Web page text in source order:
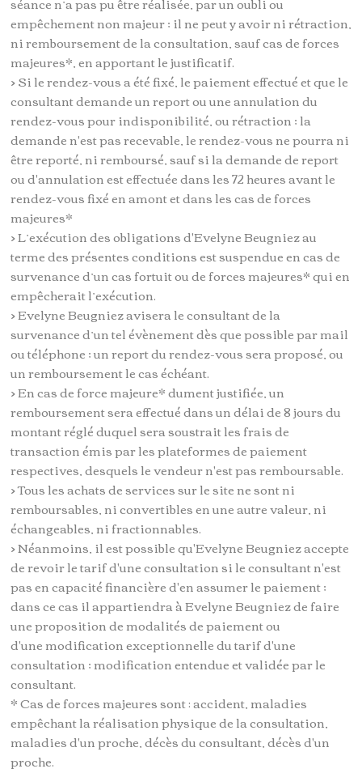
empêchement non majeur ; il ne peut y avoir ni rétraction,
ni remboursement de la consultation, sauf cas de forces
majeures*, en apportant le justificatif.
> Si le rendez-vous a été fixé, le paiement effectué et que le
consultant demande un report ou une annulation du
rendez-vous pour indisponibilité, ou rétraction ; la
demande n'est pas recevable, le rendez-vous ne pourra ni
être reporté, ni remboursé, sauf si la demande de report
ou d'annulation est effectuée dans les 72 heures avant le
rendez-vous fixé en amont et dans les cas de forces
majeures*
> L’exécution des obligations d'Evelyne Beugniez au
terme des présentes conditions est suspendue en cas de
survenance d’un cas fortuit ou de forces majeures* qui en
empêcherait l’exécution.
> Evelyne Beugniez avisera le consultant de la
survenance d’un tel évènement dès que possible par mail
ou téléphone ; un report du rendez-vous sera proposé, ou
un remboursement le cas échéant.
> En cas de force majeure* dument justifiée, un
remboursement sera effectué dans un délai de 8 jours du
montant réglé duquel sera soustrait les frais de
transaction émis par les plateformes de paiement
respectives, desquels le vendeur n'est pas remboursable.
> Tous les achats de services sur le site ne sont ni
remboursables, ni convertibles en une autre valeur, ni
échangeables, ni fractionnables.
> Néanmoins, il est possible qu'Evelyne Beugniez accepte
de revoir le tarif d'une consultation si le consultant n'est
pas en capacité financière d'en assumer le paiement ;
dans ce cas il appartiendra à Evelyne Beugniez de faire
une proposition de modalités de paiement ou
d'une modification exceptionnelle du tarif d'une
consultation ; modification entendue et validée par le
consultant.
* Cas de forces majeures sont : accident, maladies
empêchant la réalisation physique de la consultation,
maladies d'un proche, décès du consultant, décès d'un
proche.